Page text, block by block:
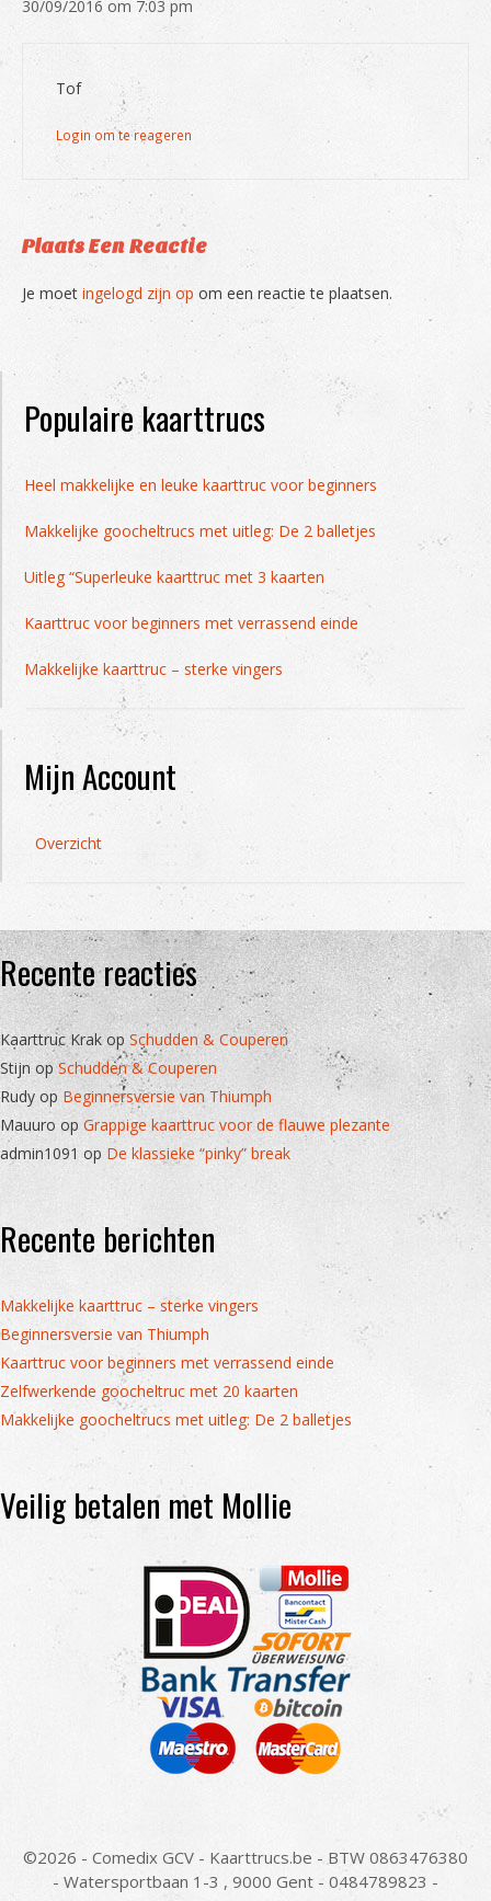
30/09/2016 om 7:03 pm
Tof
Login om te reageren
Plaats Een Reactie
Je moet ingelogd zijn op om een reactie te plaatsen.
Populaire kaarttrucs
Heel makkelijke en leuke kaarttruc voor beginners
Makkelijke goocheltrucs met uitleg: De 2 balletjes
Uitleg “Superleuke kaarttruc met 3 kaarten
Kaarttruc voor beginners met verrassend einde
Makkelijke kaarttruc – sterke vingers
Mijn Account
Overzicht
Recente reacties
Kaarttruc Krakop Schudden & Couperen
StijnopSchudden & Couperen
Rudy op Beginnersversie van Thiumph
Mauuro op Grappige kaarttruc voor de flauwe plezante
admin1091 op De klassieke “pinky” break
Recente berichten
Makkelijke kaarttruc – sterke vingers
Beginnersversie van Thiumph
Kaarttruc voor beginners met verrassend einde
Zelfwerkende goocheltruc met 20 kaarten
Makkelijke goocheltrucs met uitleg: De 2 balletjes
Veilig betalen met Mollie
©2026 - Comedix GCV - Kaarttrucs.be - BTW 0863476380
- Watersportbaan 1-3 , 9000 Gent - 0484789823 -